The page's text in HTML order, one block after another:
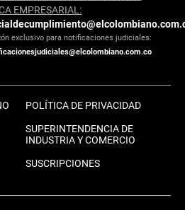
EMPRESARIAL:
exclusivo para notificaciones judiciales:
POLÍTICA DE PRIVACIDAD
SUPERINTENDENCIA DE
INDUSTRIA Y COMERCIO
SUSCRIPCIONES